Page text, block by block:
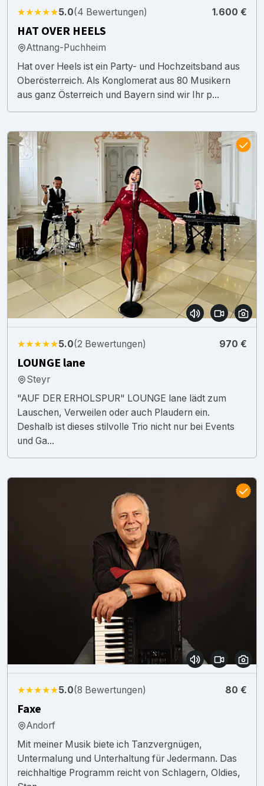
★★★★★5.0(4 Bewertungen) 1.600 €
HAT OVER HEELS
Attnang-Puchheim
Hat over Heels ist ein Party- und Hochzeitsband aus
Oberösterreich. Als Konglomerat aus 80 Musikern
aus ganz Österreich und Bayern sind wir Ihr p...
★★★★★5.0(2 Bewertungen) 970 €
LOUNGE lane
Steyr
"AUF DER ERHOLSPUR" LOUNGE lane lädt zum
Lauschen, Verweilen oder auch Plaudern ein.
Deshalb ist dieses stilvolle Trio nicht nur bei Events
und Ga...
★★★★★5.0(8 Bewertungen) 80 €
Faxe
Andorf
Mit meiner Musik biete ich Tanzvergnügen,
Untermalung und Unterhaltung für Jedermann. Das
reichhaltige Programm reicht von Schlagern, Oldies,